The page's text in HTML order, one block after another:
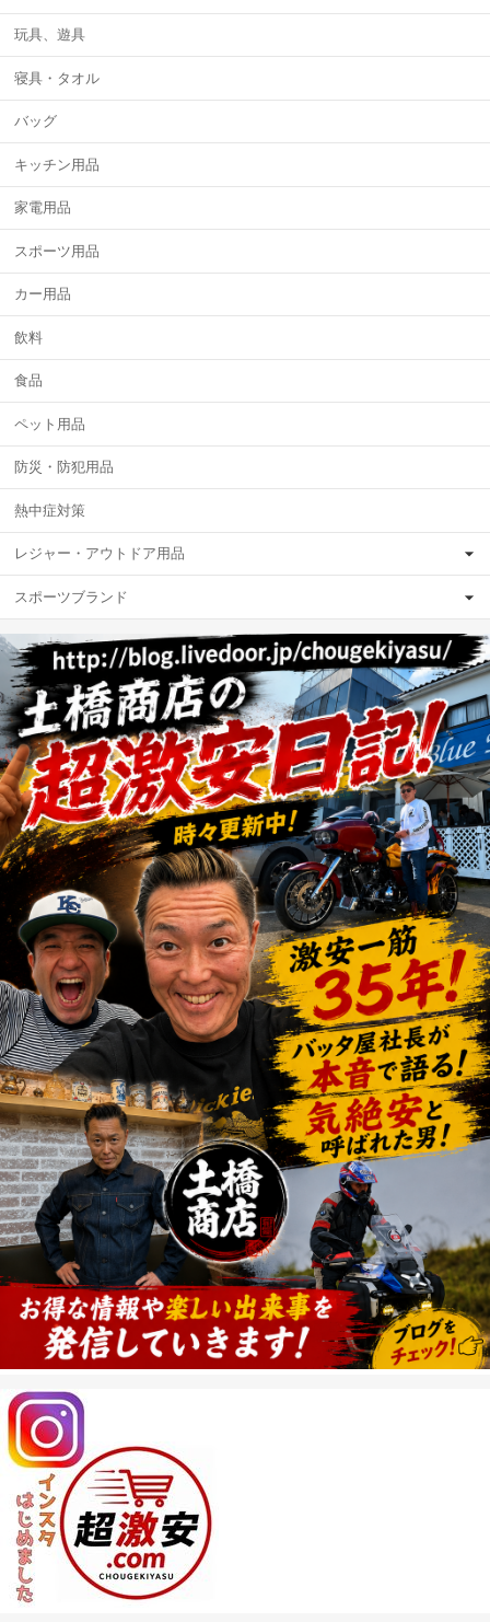
玩具、遊具
寝具・タオル
バッグ
キッチン用品
家電用品
スポーツ用品
カー用品
飲料
食品
ペット用品
防災・防犯用品
熱中症対策
レジャー・アウトドア用品
スポーツブランド